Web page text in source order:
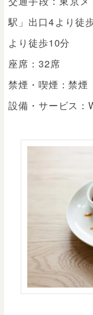
駅」出口4より徒
より徒歩10分
座席：32席
禁煙・喫煙：禁煙
設備・サービス：